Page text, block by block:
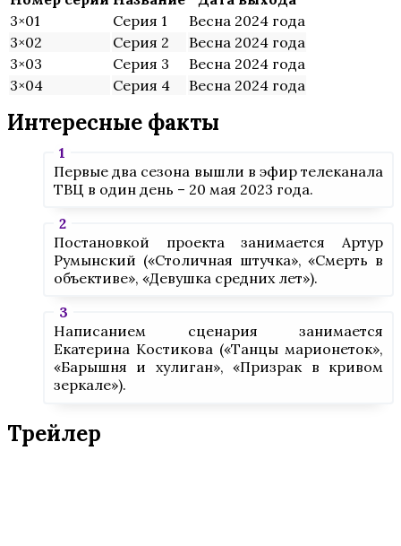
3×01
Серия 1
Весна 2024 года
3×02
Серия 2
Весна 2024 года
3×03
Серия 3
Весна 2024 года
3×04
Серия 4 Весна 2024 года
Интересные факты
Первые два сезона вышли в эфир телеканала
ТВЦ в один день – 20 мая 2023 года.
Постановкой проекта занимается Артур
Румынский («Столичная штучка», «Смерть в
объективе», «Девушка средних лет»).
Написанием сценария занимается
Екатерина Костикова («Танцы марионеток»,
«Барышня и хулиган», «Призрак в кривом
зеркале»).
Трейлер